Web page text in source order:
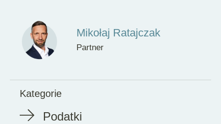
Mikołaj Ratajczak
Partner
Kategorie
Podatki